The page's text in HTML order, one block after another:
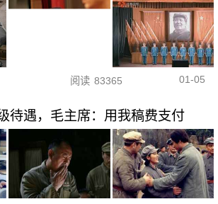
阅读 83365 01-05
待遇，毛主席：用我稿费支付